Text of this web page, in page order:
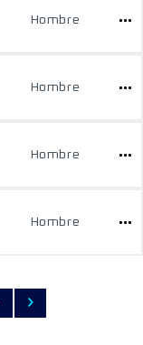
Hombre
Hombre
Hombre
Hombre